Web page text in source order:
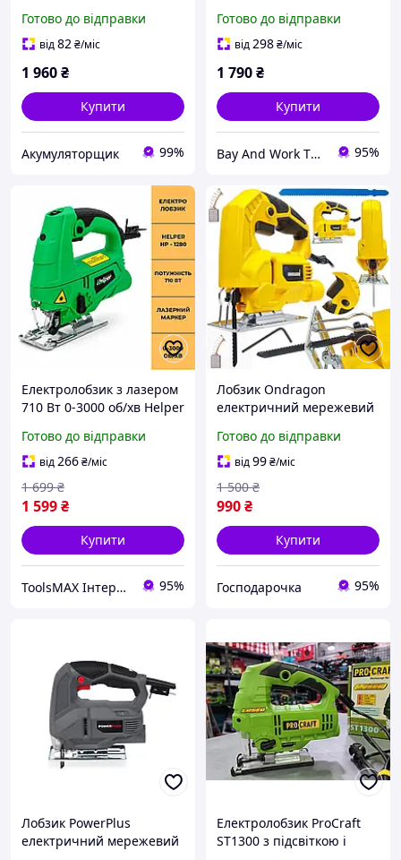
Поль
Готово до відправки
від82₴/міс
1 960₴
Купити
Акумуляторщик 99%
паралельним упором,
адаптером під пилосос на
Готово до відправки
від298₴/міс
1 790₴
Купити
Bay And Work TOOLBOX 95%
Електролобзик з лазером
710 Вт 0-3000 об/хв Helper
лобзик з лазерним
маркером лобзикова
мережева пила
Готово до відправки
від266₴/міс
1 599₴
1 699 ₴
Купити
ToolsMAX Інтернет-магазин на максимум 95%
Лобзик Ondragon
електричний мережевий
регулюванням обертів та
маятниковим ходом для
розпилювання
Готово до відправки
від99₴/міс
990₴
1 500 ₴
Купити
Господарочка 95%
Лобзик PowerPlus
електричний мережевий
Електролобзик ProCraft
ST1300 з підсвіткою і